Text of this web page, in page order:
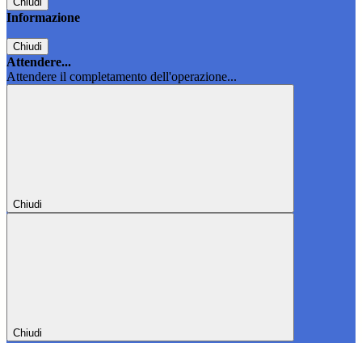
Informazione
Chiudi
Attendere...
Attendere il completamento dell'operazione...
Chiudi
Chiudi